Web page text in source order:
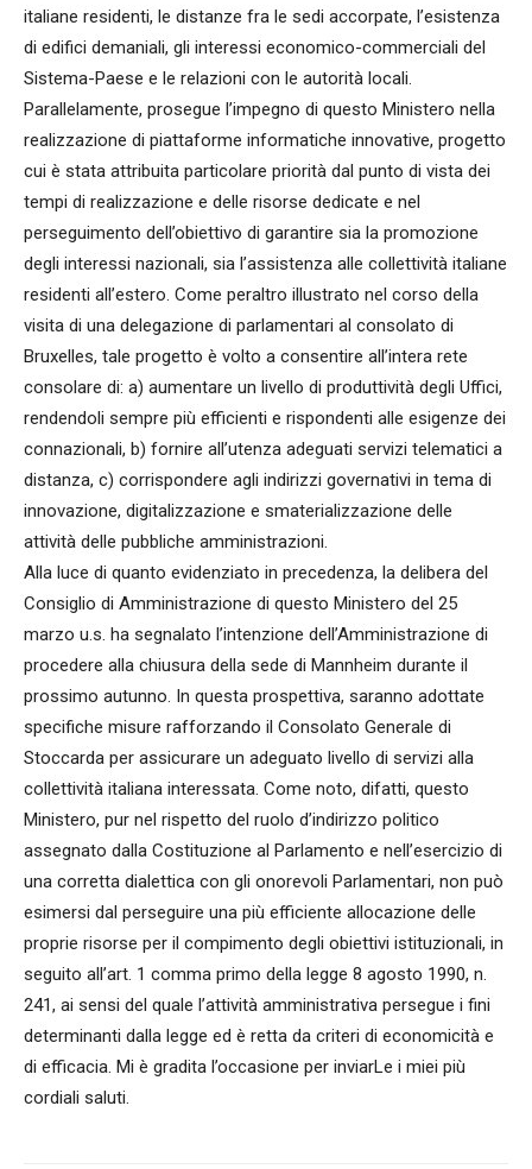
italiane residenti, le distanze fra le sedi accorpate, l’esistenza
di edifici demaniali, gli interessi economico-commerciali del
Sistema-Paese e le relazioni con le autorità locali.
Parallelamente, prosegue l’impegno di questo Ministero nella
realizzazione di piattaforme informatiche innovative, progetto
cui è stata attribuita particolare priorità dal punto di vista dei
tempi di realizzazione e delle risorse dedicate e nel
perseguimento dell’obiettivo di garantire sia la promozione
degli interessi nazionali, sia l’assistenza alle collettività italiane
residenti all’estero. Come peraltro illustrato nel corso della
visita di una delegazione di parlamentari al consolato di
Bruxelles, tale progetto è volto a consentire all’intera rete
consolare di: a) aumentare un livello di produttività degli Uffici,
rendendoli sempre più efficienti e rispondenti alle esigenze dei
connazionali, b) fornire all’utenza adeguati servizi telematici a
distanza, c) corrispondere agli indirizzi governativi in tema di
innovazione, digitalizzazione e smaterializzazione delle
attività delle pubbliche amministrazioni.
Alla luce di quanto evidenziato in precedenza, la delibera del
Consiglio di Amministrazione di questo Ministero del 25
marzo u.s. ha segnalato l’intenzione dell’Amministrazione di
procedere alla chiusura della sede di Mannheim durante il
prossimo autunno. In questa prospettiva, saranno adottate
specifiche misure rafforzando il Consolato Generale di
Stoccarda per assicurare un adeguato livello di servizi alla
collettività italiana interessata. Come noto, difatti, questo
Ministero, pur nel rispetto del ruolo d’indirizzo politico
assegnato dalla Costituzione al Parlamento e nell’esercizio di
una corretta dialettica con gli onorevoli Parlamentari, non può
esimersi dal perseguire una più efficiente allocazione delle
proprie risorse per il compimento degli obiettivi istituzionali, in
seguito all’art. 1 comma primo della legge 8 agosto 1990, n.
241, ai sensi del quale l’attività amministrativa persegue i fini
determinanti dalla legge ed è retta da criteri di economicità e
di efficacia. Mi è gradita l’occasione per inviarLe i miei più
cordiali saluti.